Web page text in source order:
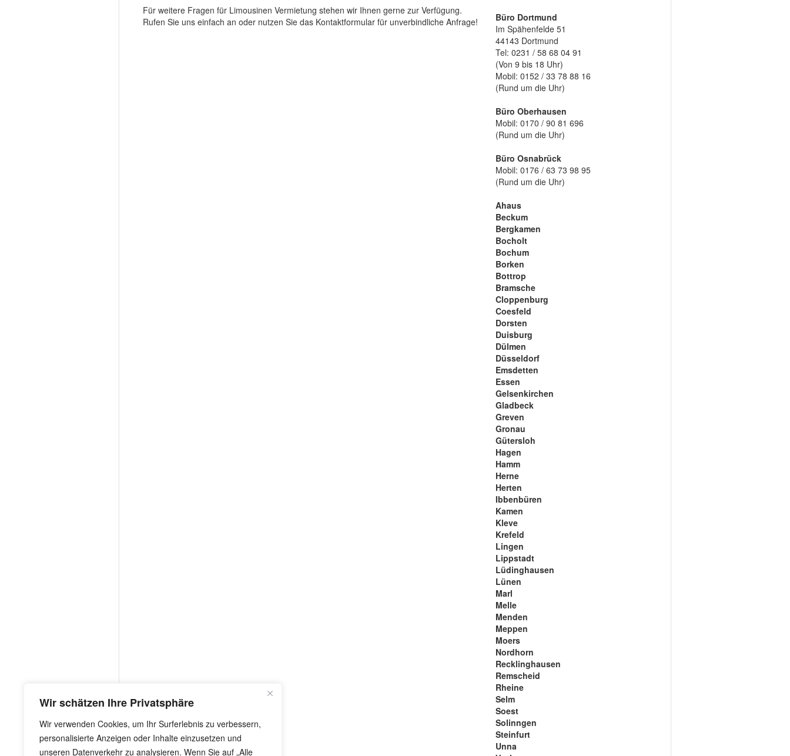
Wir schätzen Ihre Privatsphäre
Wir verwenden Cookies, um Ihr Surferlebnis zu verbessern,
personalisierte Anzeigen oder Inhalte einzusetzen und
unseren Datenverkehr zu analysieren. Wenn Sie auf „Alle
Für weitere Fragen für Limousinen Vermietung stehen wir Ihnen gerne zur Verfügung.
Rufen Sie uns einfach an oder nutzen Sie das Kontaktformular für unverbindliche Anfrage!
Büro Dortmund
Im Spähenfelde 51
44143 Dortmund
Tel: 0231 / 58 68 04 91
(Von 9 bis 18 Uhr)
Mobil: 0152 / 33 78 88 16
(Rund um die Uhr)
Büro Oberhausen
Mobil: 0170 / 90 81 696
(Rund um die Uhr)
Büro Osnabrück
Mobil: 0176 / 63 73 98 95
(Rund um die Uhr)
Ahaus
Beckum
Bergkamen
Bocholt
Bochum
Borken
Bottrop
Bramsche
Cloppenburg
Coesfeld
Dorsten
Duisburg
Dülmen
Düsseldorf
Emsdetten
Essen
Gelsenkirchen
Gladbeck
Greven
Gronau
Gütersloh
Hagen
Hamm
Herne
Herten
Ibbenbüren
Kamen
Kleve
Krefeld
Lingen
Lippstadt
Lüdinghausen
Lünen
Marl
Melle
Menden
Meppen
Moers
Nordhorn
Recklinghausen
Remscheid
Rheine
Selm
Soest
Solinngen
Steinfurt
Unna